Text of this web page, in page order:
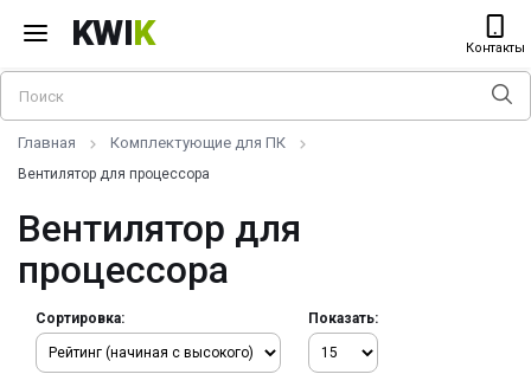
KWIK Контакты
Главная Комплектующие для ПК
Вентилятор для процессора
Вентилятор для
процессора
Сортировка: Показать: